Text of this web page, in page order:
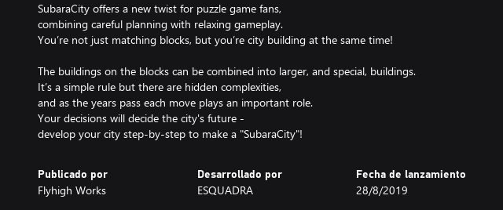
SubaraCity offers a new twist for puzzle game fans,
combining careful planning with relaxing gameplay.
You’re not just matching blocks, but you’re city building at the same time!
The buildings on the blocks can be combined into larger, and special, buildings.
It’s a simple rule but there are hidden complexities,
and as the years pass each move plays an important role.
Your decisions will decide the city's future -
develop your city step-by-step to make a "SubaraCity"!
Publicado por
Flyhigh Works
Desarrollado por
ESQUADRA
Fecha de lanzamiento
28/8/2019